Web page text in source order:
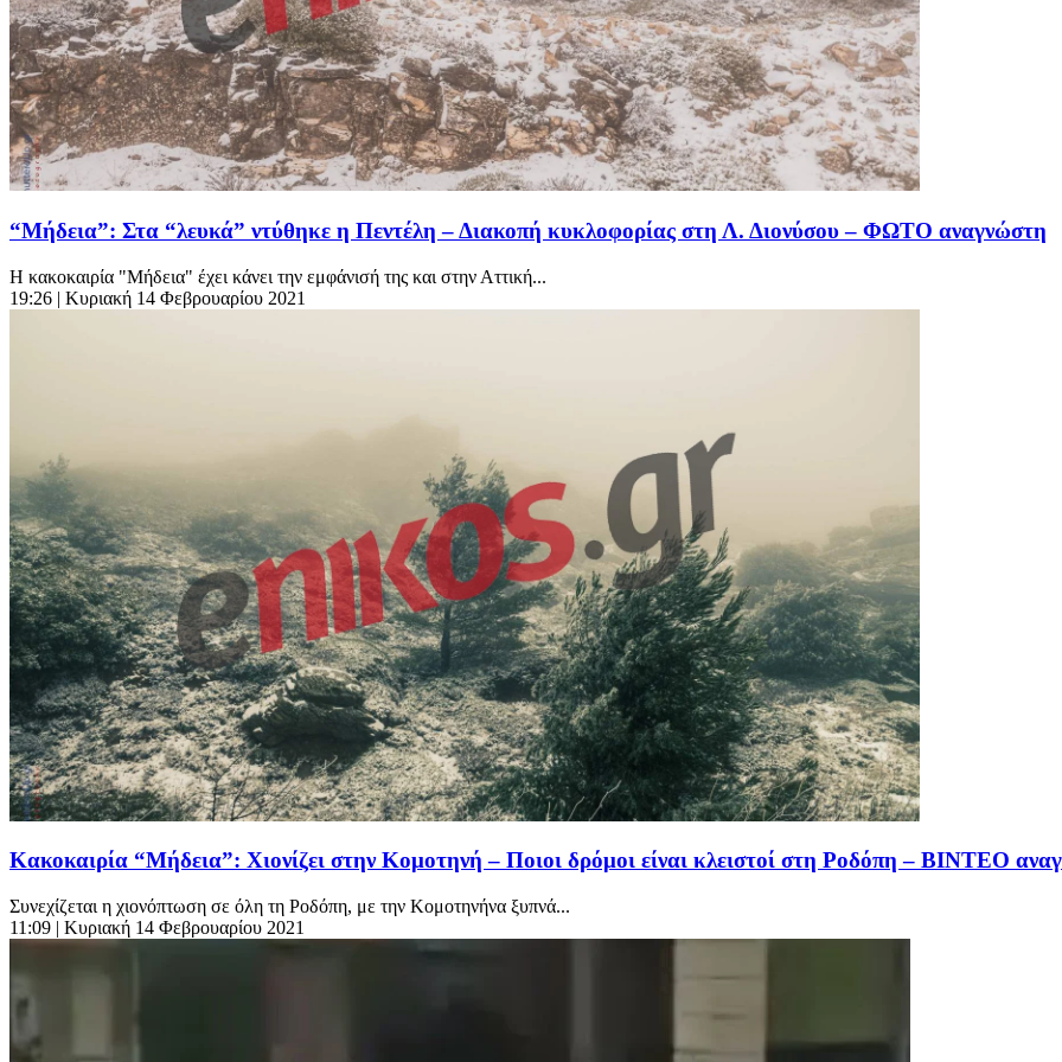
“Μήδεια”: Στα “λευκά” ντύθηκε η Πεντέλη – Διακοπή κυκλοφορίας στη Λ. Διονύσου – ΦΩΤΟ αναγνώστη
Η κακοκαιρία "Μήδεια" έχει κάνει την εμφάνισή της και στην Αττική...
19:26 | Κυριακή 14 Φεβρουαρίου 2021
Κακοκαιρία “Μήδεια”: Χιονίζει στην Κομοτηνή – Ποιοι δρόμοι είναι κλειστοί στη Ροδόπη – ΒΙΝΤΕΟ
Συνεχίζεται η χιονόπτωση σε όλη τη Ροδόπη, με την Κομοτηνήνα ξυπνά...
11:09 | Κυριακή 14 Φεβρουαρίου 2021